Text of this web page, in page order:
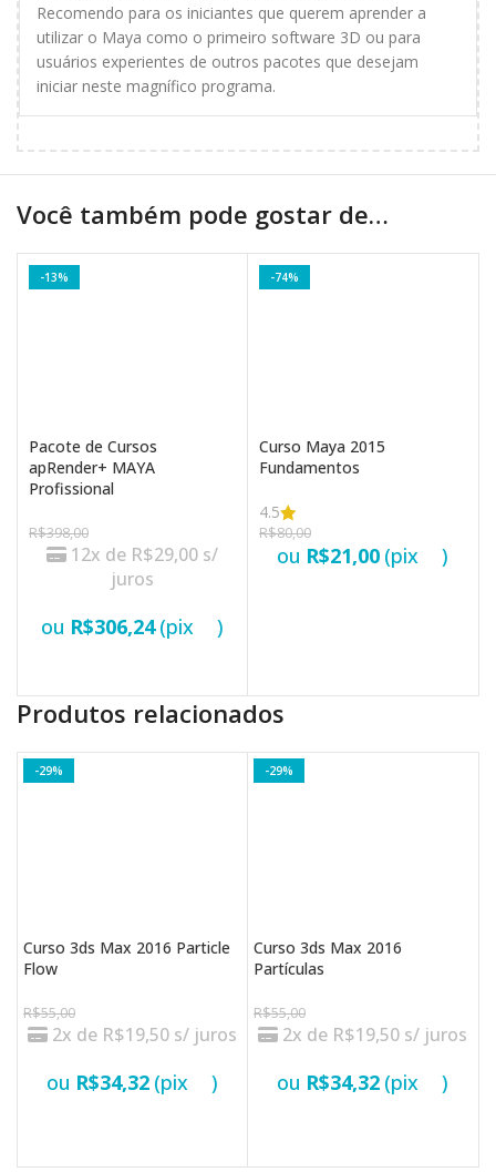
Recomendo para os iniciantes que querem aprender a
utilizar o Maya como o primeiro software 3D ou para
usuários experientes de outros pacotes que desejam
iniciar neste magnífico programa.
Você também pode gostar de…
-13%
Pacote de Cursos
apRender+ MAYA
Profissional
R$398,00
12x de R$29,00 s/
juros
ou R$306,24 (pix )
-74%
Curso Maya 2015
Fundamentos
4.5
R$80,00
ou R$21,00 (pix )
Produtos relacionados
-29%
Curso 3ds Max 2016 Particle
Flow
R$55,00
2x de R$19,50 s/ juros
ou R$34,32 (pix )
-29%
Curso 3ds Max 2016
Partículas
R$55,00
2x de R$19,50 s/ juros
ou R$34,32 (pix )